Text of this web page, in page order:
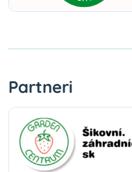
Partneri